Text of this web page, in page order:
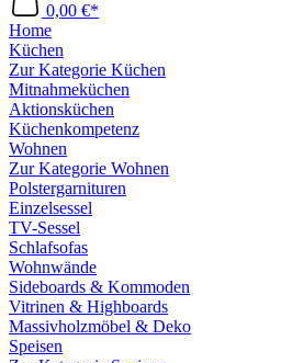
0,00 €*
Home
Küchen
Zur Kategorie Küchen
Mitnahmeküchen
Aktionsküchen
Küchenkompetenz
Wohnen
Zur Kategorie Wohnen
Polstergarnituren
Einzelsessel
TV-Sessel
Schlafsofas
Wohnwände
Sideboards & Kommoden
Vitrinen & Highboards
Massivholzmöbel & Deko
Speisen